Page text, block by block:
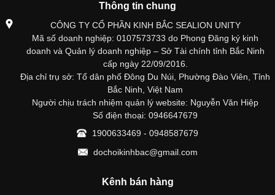
Thông tin chung
CÔNG TY CỔ PHẦN KINH BẮC SEALION UNITY
Mã số doanh nghiệp: 0107573733 do Phong Đăng ký kinh
doanh và Quản lý doanh nghiệp – Sở Tài chính tỉnh Bắc Ninh
cấp ngày 22/09/2016.
Địa chỉ trụ sở: Tổ dân phố Đông Du Núi, Phường Đào Viên, Tỉnh
Bắc Ninh, Việt Nam
Người chịu trách nhiệm quản lý website: Nguyễn Văn Hiệp
Số điện thoại: 0946647679
1900633469 - 0948587679
dochoikinhbac@gmail.com
Kênh bán hàng